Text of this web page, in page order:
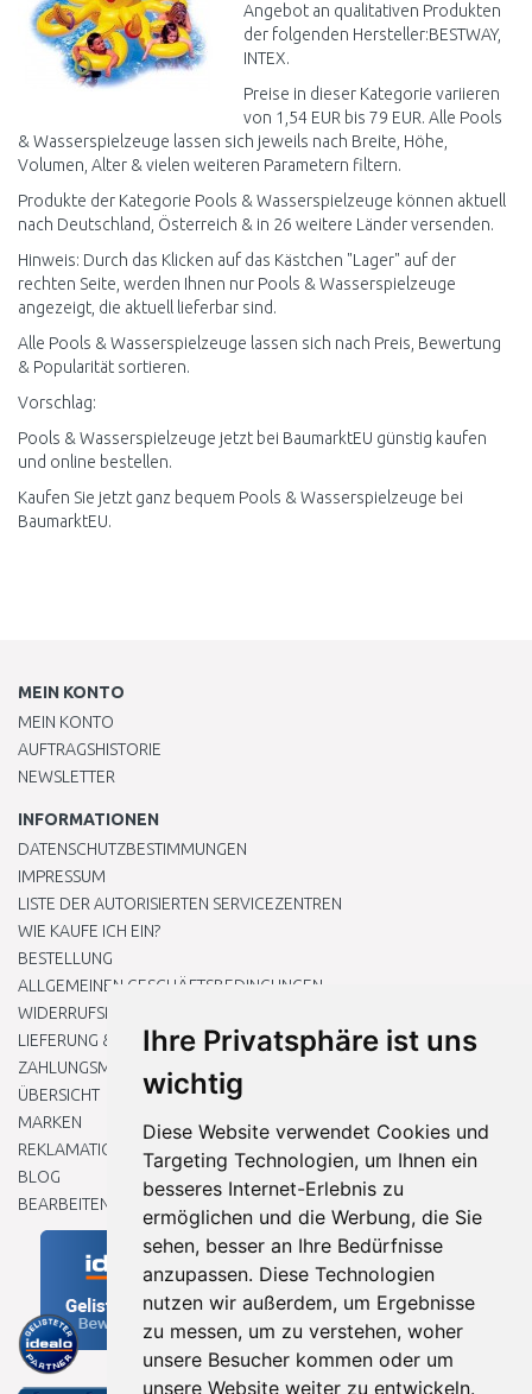
Ihre Privatsphäre ist uns
wichtig
Diese Website verwendet Cookies und
Targeting Technologien, um Ihnen ein
besseres Internet-Erlebnis zu
ermöglichen und die Werbung, die Sie
sehen, besser an Ihre Bedürfnisse
anzupassen. Diese Technologien
nutzen wir außerdem, um Ergebnisse
zu messen, um zu verstehen, woher
unsere Besucher kommen oder um
unsere Website weiter zu entwickeln.
Angebot an qualitativen Produkten
der folgenden Hersteller:BESTWAY,
INTEX.
Preise in dieser Kategorie variieren
von 1,54 EUR bis 79 EUR. Alle Pools
& Wasserspielzeuge lassen sich jeweils nach Breite, Höhe,
Volumen, Alter & vielen weiteren Parametern filtern.
Produkte der Kategorie Pools & Wasserspielzeuge können aktuell
nach Deutschland, Österreich & in 26 weitere Länder versenden.
Hinweis: Durch das Klicken auf das Kästchen "Lager" auf der
rechten Seite, werden Ihnen nur Pools & Wasserspielzeuge
angezeigt, die aktuell lieferbar sind.
Alle Pools & Wasserspielzeuge lassen sich nach Preis, Bewertung
& Popularität sortieren.
Vorschlag:
Pools & Wasserspielzeuge jetzt bei BaumarktEU günstig kaufen
und online bestellen.
Kaufen Sie jetzt ganz bequem Pools & Wasserspielzeuge bei
BaumarktEU.
MEIN KONTO
MEIN KONTO
AUFTRAGSHISTORIE
NEWSLETTER
INFORMATIONEN
DATENSCHUTZBESTIMMUNGEN
IMPRESSUM
LISTE DER AUTORISIERTEN SERVICEZENTREN
WIE KAUFE ICH EIN?
BESTELLUNG
ALLGEMEINEN GESCHÄFTSBEDINGUNGEN
WIDERRUFSRECHT
LIEFERUNG & ZAHLUNG
ZAHLUNGSMETHODEN
ÜBERSICHT
MARKEN
REKLAMATIONEN UND RETOUREN
BLOG
BEARBEITEN SIE MEINE COOKIE-EINSTELLUNGEN